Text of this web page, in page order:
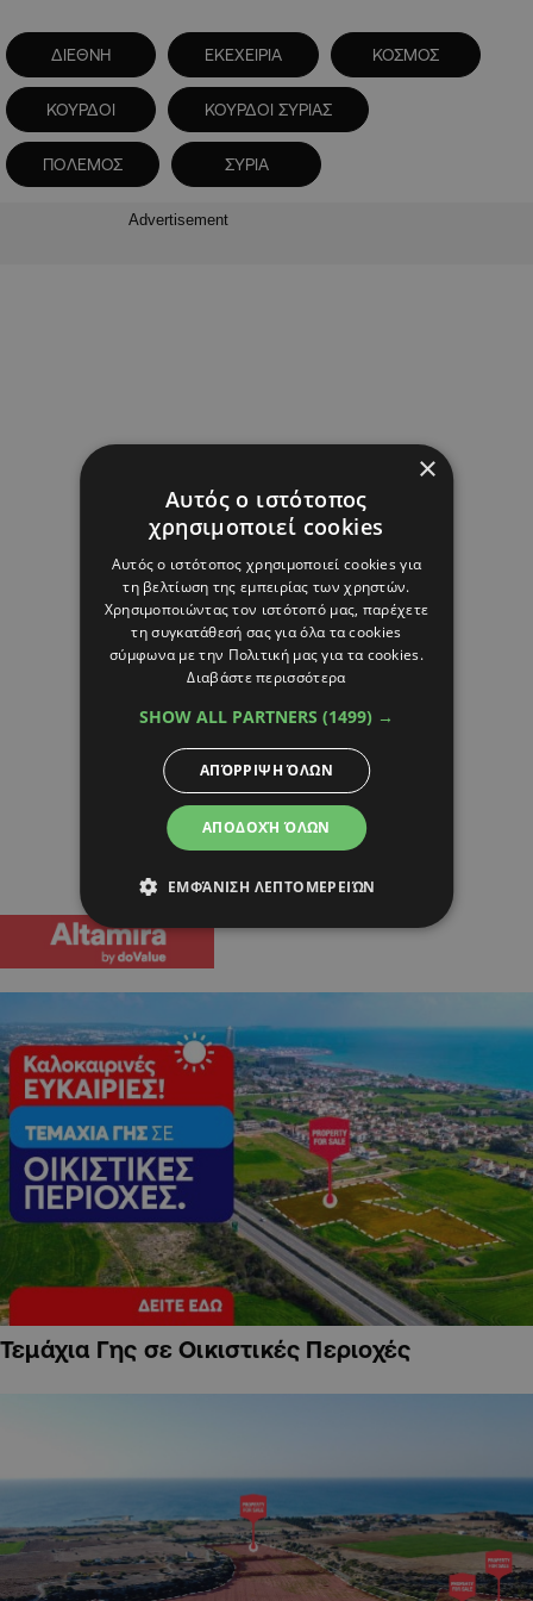
ΔΙΕΘΝΗ ΕΚΕΧΕΙΡΙΑ ΚΟΣΜΟΣ
ΚΟΥΡΔΟΙ ΚΟΥΡΔΟΙ ΣΥΡΙΑΣ
ΠΟΛΕΜΟΣ ΣΥΡΙΑ
Advertisement
Τεμάχια Γης σε Οικιστικές Περιοχές
×
Αυτός ο ιστότοπος
χρησιμοποιεί cookies
Αυτός ο ιστότοπος χρησιμοποιεί cookies για
τη βελτίωση της εμπειρίας των χρηστών.
Χρησιμοποιώντας τον ιστότοπό μας, παρέχετε
τη συγκατάθεσή σας για όλα τα cookies
σύμφωνα με την Πολιτική μας για τα cookies.
Διαβάστε περισσότερα
SHOW ALL PARTNERS (1499) →
ΑΠΟΔΟΧΉ ΌΛΩΝ
ΑΠΌΡΡΙΨΗ ΌΛΩΝ
ΕΜΦΆΝΙΣΗ ΛΕΠΤΟΜΕΡΕΙΏΝ